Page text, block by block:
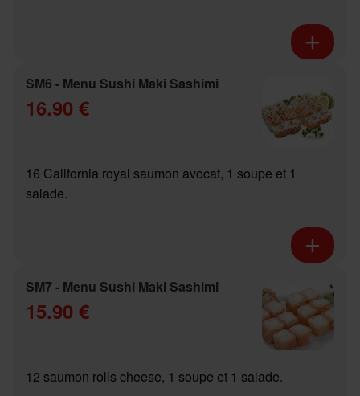
SM6 - Menu Sushi Maki Sashimi
16.90 €
16 California royal saumon avocat, 1 soupe et 1
salade.
SM7 - Menu Sushi Maki Sashimi
15.90 €
12 saumon rolls cheese, 1 soupe et 1 salade.